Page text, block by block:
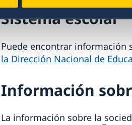
Sistema escolar
Puede encontrar información
la Dirección Nacional de
Información
La información sobre la